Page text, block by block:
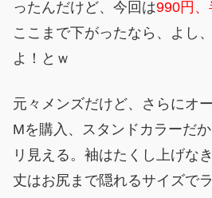
ったんだけど、今回は990円、
ここまで下がったなら、よし
よ！とｗ
元々メンズだけど、さらにオ
Mを購入、スタンドカラーだ
リ見える。袖はたくし上げな
丈はお尻まで隠れるサイズで